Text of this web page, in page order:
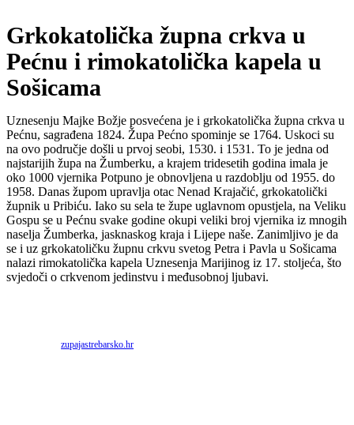
Grkokatolička župna crkva u
Pećnu i rimokatolička kapela u
Sošicama
Uznesenju Majke Božje posvećena je i grkokatolička župna crkva u
Pećnu, sagrađena 1824. Župa Pećno spominje se 1764. Uskoci su
na ovo područje došli u prvoj seobi, 1530. i 1531. To je jedna od
najstarijih župa na Žumberku, a krajem tridesetih godina imala je
oko 1000 vjernika Potpuno je obnovljena u razdoblju od 1955. do
1958. Danas župom upravlja otac Nenad Krajačić, grkokatolički
župnik u Pribiću. Iako su sela te župe uglavnom opustjela, na Veliku
Gospu se u Pećnu svake godine okupi veliki broj vjernika iz mnogih
naselja Žumberka, jasknaskog kraja i Lijepe naše. Zanimljivo je da
se i uz grkokatoličku župnu crkvu svetog Petra i Pavla u Sošicama
nalazi rimokatolička kapela Uznesenja Marijinog iz 17. stoljeća, što
svjedoči o crkvenom jedinstvu i međusobnoj ljubavi.
Izvor:zupajastrebarsko.hr